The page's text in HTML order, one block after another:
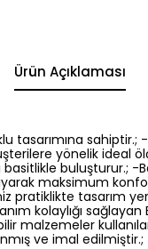
Ürün Açıklaması
tasarımına
yönelik ideal
buluşturur.; -
maksimum
pratiklikte tasarım
kolaylığı
malzemeler
ve imal edilmiştir.;